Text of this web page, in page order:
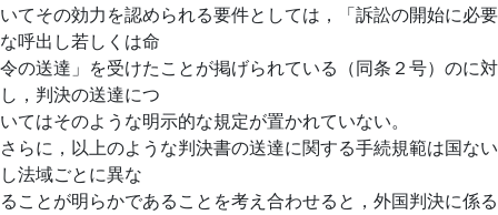
いてその効力を認められる要件としては，「訴訟の開始に必要
な呼出し若しくは命
令の送達」を受けたことが掲げられている（同条２号）のに対
し，判決の送達につ
いてはそのような明示的な規定が置かれていない。
さらに，以上のような判決書の送達に関する手続規範は国ない
し法域ごとに異な
ることが明らかであることを考え合わせると，外国判決に係る